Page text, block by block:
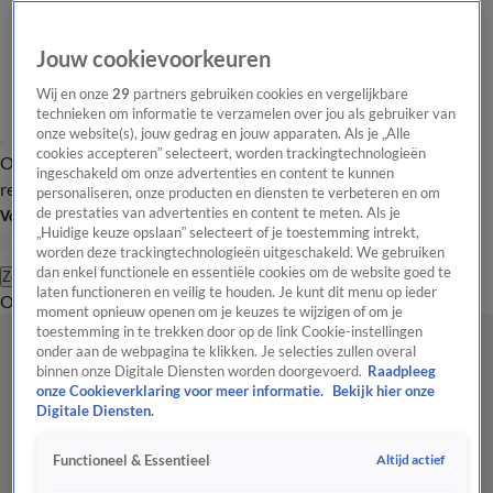
Overzicht Laatste nieuws Regionieuws Het beste van Hart
Tip de
redactie
Volg Hart van Nederland
Zoeken
OverzichtRegioUitzendingenWeerTip de redactiePanelVideo's
Jouw cookievoorkeuren
Wij en onze29 partners gebruiken cookies en vergelijkbare
technieken om informatie te verzamelen over jou als gebruiker van
onze website(s), jouw gedrag en jouw apparaten. Als je „Alle
cookies accepteren” selecteert, worden trackingtechnologieën
ingeschakeld om onze advertenties en content te kunnen
personaliseren, onze producten en diensten te verbeteren en om
de prestaties van advertenties en content te meten. Als je
„Huidige keuze opslaan” selecteert of je toestemming intrekt,
worden deze trackingtechnologieën uitgeschakeld. We gebruiken
dan enkel functionele en essentiële cookies om de website goed te
laten functioneren en veilig te houden. Je kunt dit menu op ieder
moment opnieuw openen om je keuzes te wijzigen of om je
toestemming in te trekken door op de link Cookie-instellingen
onder aan de webpagina te klikken. Je selecties zullen overal
binnen onze Digitale Diensten worden doorgevoerd. Raadpleeg
onze Cookieverklaring voor meer informatie.
Bekijk hier onze
Digitale Diensten.
Functioneel & Essentieel Altijd actief